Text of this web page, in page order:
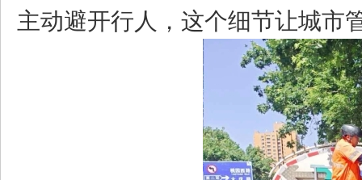
主动避开行人，这个细节让城市